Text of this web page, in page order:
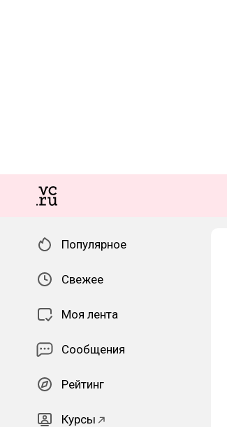
Популярное
Свежее
Моя лента
Сообщения
Рейтинг
Курсы